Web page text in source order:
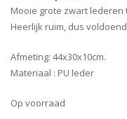
Mooie grote zwart
Heerlijk ruim, dus
Afmeting: 44x30x10cm.
Materiaal : PU leder
Op voorraad